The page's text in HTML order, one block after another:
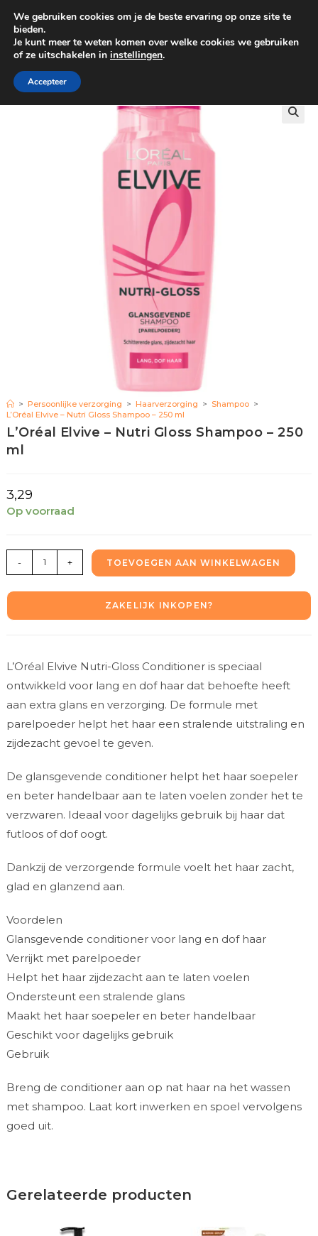
GRATIS BEZORGING VANAF €100
> Persoonlijke verzorging > Haarverzorging > Shampoo >
L’Oréal Elvive – Nutri Gloss Shampoo – 250 ml
L’Oréal Elvive – Nutri Gloss Shampoo – 250
ml
3,29
Op voorraad
- + TOEVOEGEN AAN WINKELWAGEN
ZAKELIJK INKOPEN?
L’Oréal Elvive Nutri-Gloss Conditioner is speciaal
ontwikkeld voor lang en dof haar dat behoefte heeft
aan extra glans en verzorging. De formule met
parelpoeder helpt het haar een stralende uitstraling en
zijdezacht gevoel te geven.
De glansgevende conditioner helpt het haar soepeler
en beter handelbaar aan te laten voelen zonder het te
verzwaren. Ideaal voor dagelijks gebruik bij haar dat
futloos of dof oogt.
Dankzij de verzorgende formule voelt het haar zacht,
glad en glanzend aan.
Voordelen
Glansgevende conditioner voor lang en dof haar
Verrijkt met parelpoeder
Helpt het haar zijdezacht aan te laten voelen
Ondersteunt een stralende glans
Maakt het haar soepeler en beter handelbaar
Geschikt voor dagelijks gebruik
Gebruik
Breng de conditioner aan op nat haar na het wassen
met shampoo. Laat kort inwerken en spoel vervolgens
goed uit.
Gerelateerde producten
We gebruiken cookies om je de beste ervaring op onze site te
bieden.
Je kunt meer te weten komen over welke cookies we gebruiken
of ze uitschakelen in instellingen.
Accepteer